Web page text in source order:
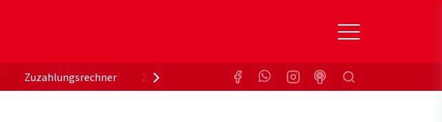
Zuzahlungsrechner Zuzahlungsbefreiung KrankenkasseSuchen